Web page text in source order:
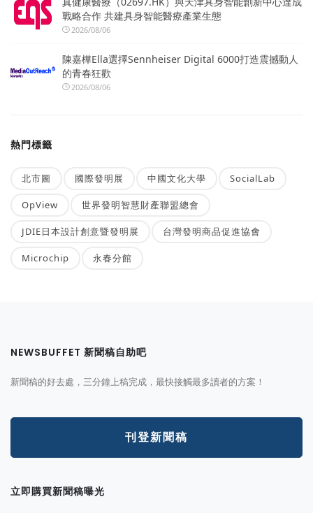
戰略合作 共建具身智能醫療產業生態
2026/08/06
陳嘉樺Ella選擇Sennheiser Digital 6000打造震撼動人
的青春狂歡
2026/08/06
熱門標籤
北市圖 國際發明展 中國文化大學 SocialLab
OpView 世界發明智慧財產聯盟總會
JDIE日本設計創意暨發明展 台灣發明商品促進協會
Microchip 永春分館
NEWSBUFFET 新聞稿自助吧
新聞稿的好去處，三分鐘上稿完成，最快接觸最多讀者的方案！
刊登新聞稿
立即購買新聞稿曝光